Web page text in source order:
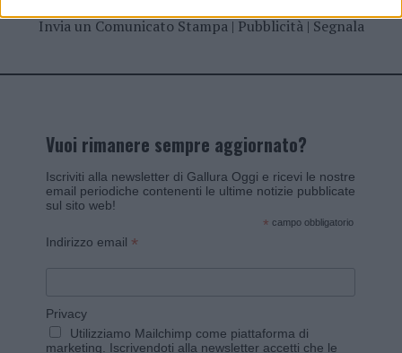
Invia un Comunicato Stampa| Pubblicità| Segnala
Vuoi rimanere sempre aggiornato?
Iscriviti alla newsletter di Gallura Oggi e ricevi le nostre
email periodiche contenenti le ultime notizie pubblicate
sul sito web!
* campo obbligatorio
Indirizzo email *
Privacy
Utilizziamo Mailchimp come piattaforma di
marketing. Iscrivendoti alla newsletter accetti che le